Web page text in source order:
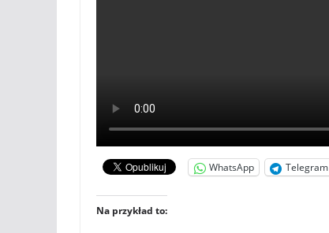
WhatsApp Telegram
Na przykład to: